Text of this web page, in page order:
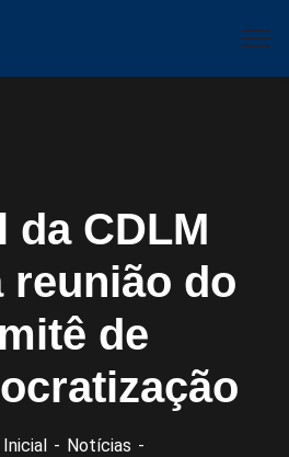
da CDLM
reunião do
de
Inicial
Notícias